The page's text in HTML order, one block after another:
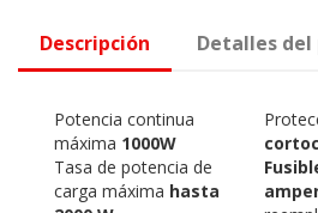
Descripción Detalles
Potencia continua
máxima 1000W
Tasa de potencia de
carga máxima hasta